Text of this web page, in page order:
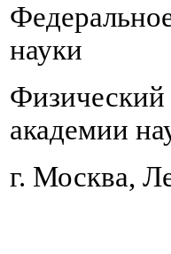
науки
Физический
академии
г. Москва,